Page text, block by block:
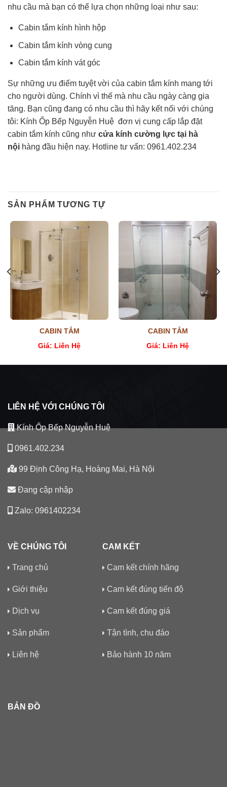
nhu cầu mà bạn có thể lựa chọn những loại như sau:
Cabin tắm kính hình hộp
Cabin tắm kính vòng cung
Cabin tắm kính vát góc
Sự những ưu điểm tuyệt vời của cabin tắm kính mang tới
cho người dùng. Chính vì thế mà nhu cầu ngày càng gia
tăng. Bạn cũng đang có nhu cầu thì hãy kết nối với chúng
tôi: Kính Ốp Bếp Nguyễn Huệ đơn vị cung cấp lắp đặt
cabin tắm kính cũng như cửa kính cường lực tại hà
nội hàng đầu hiện nay. Hotline tư vấn: 0961.402.234
SẢN PHẨM TƯƠNG TỰ
CABIN TẮM
Giá: Liên Hệ
CABIN TẮM
Giá: Liên Hệ
LIÊN HỆ VỚI CHÚNG TÔI
Kính Ốp Bếp Nguyễn Huệ
0961.402.234
99 Định Công Hạ, Hoàng Mai, Hà Nội
Đang cập nhập
Zalo: 0961402234
VỀ CHÚNG TÔI
Trang chủ
Giới thiệu
Dịch vụ
Sản phẩm
Liên hệ
CAM KẾT
Cam kết chính hãng
Cam kết đúng tiến độ
Cam kết đúng giá
Tận tình, chu đáo
Bảo hành 10 năm
BẢN ĐỒ